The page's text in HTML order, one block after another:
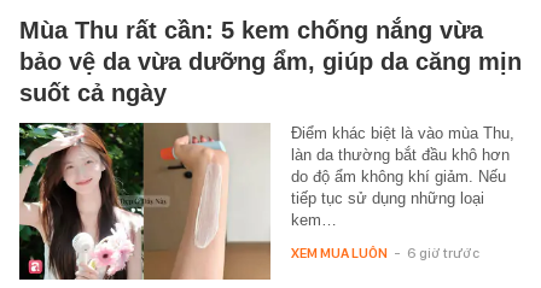
Mùa Thu rất cần: 5 kem chống nắng vừa
bảo vệ da vừa dưỡng ẩm, giúp da căng mịn
suốt cả ngày
Điểm khác biệt là vào mùa Thu,
làn da thường bắt đầu khô hơn
do độ ẩm không khí giảm. Nếu
tiếp tục sử dụng những loại
kem…
XEM MUA LUÔN - 6 giờ trước